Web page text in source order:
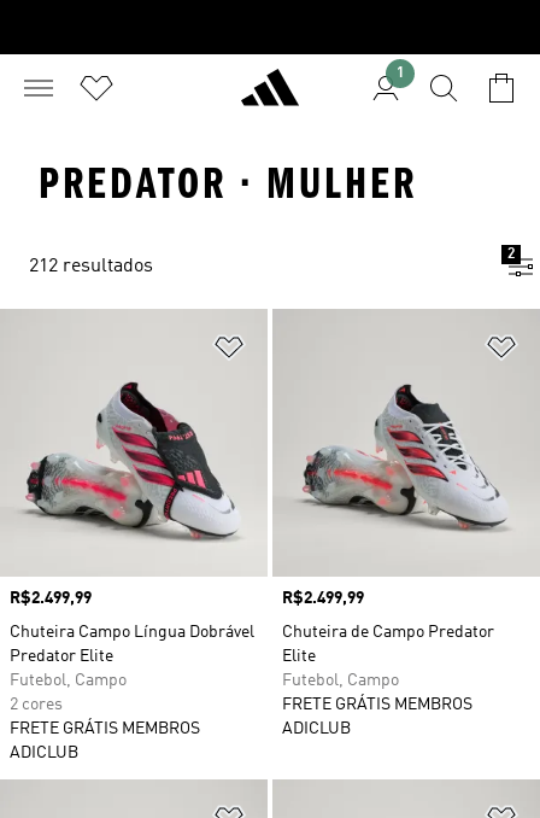
1
PREDATOR · MULHER
212 resultados
2
Adicionar à Lista de Desejos
Preço
R$2.499,99
Chuteira Campo Língua Dobrável
Predator Elite
Futebol, Campo
2 cores
FRETE GRÁTIS MEMBROS
ADICLUB
Preço
R$2.499,99
Chuteira de Campo Predator
Elite
Futebol, Campo
FRETE GRÁTIS MEMBROS
ADICLUB
Adicionar à Lista de Desejos